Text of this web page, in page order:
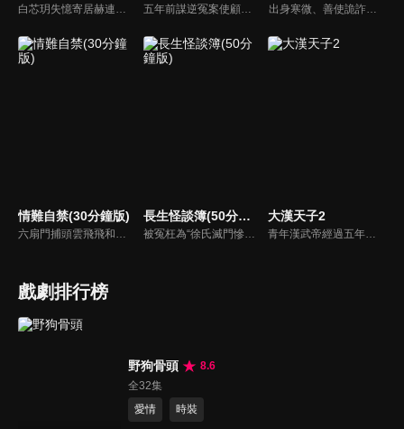
白芯玥失憶寄居赫連府，與赫連夙在查探身世的過程中糾纏不清，彼此間情愫暗生。然而，藍羽軍的謎團、玄璃珠的秘密、以及潛伏在暗處的千機閣，讓他們步步驚心。白芯玥曾經的青梅竹馬沈瀾熠，如今卻是隱藏黑暗勢力的操控者，在愛與仇恨間掙扎。赫連夙和白芯玥能否衝破重重阻礙，找回真相？ 五年前謀逆冤案使顧君遙滿門慘死，她委身神秘組織隱忍數載只為復仇，皇子岳瑾宸便是她復仇最好的刀。誰曾想宛如謫仙的白蓮竟是心思深沉的惡鬼，步步為營卻終成傀儡。一邊慾望肆意燃燒，一邊深宮危機重重，她該何去何從？ 出身寒微、善使詭詐之術的江湖騙子辛雲歌，為躲避官府通緝一路逃亡至邊境冬夜城，卻不想因一場仗義之舉，意外攪亂了鎮疆王世子秦唳行圍捕敵國奸細的行動。為求脫身，辛雲歌被迫與秦唳行合作開始了一場“公主駕到”的騙局，在一場場驚險刺殺襲來的同時，更大的危機悄然來臨。
情難自禁(30分鐘版) 長生怪談簿(50分鐘版)
被冤枉為“徐氏滅門慘案”兇手的主人公在多年後深陷倖存者的複仇圈套，成功說服其共同對抗真兇，並找出真相的故事。整個故事發生在一個荒山客棧，眾人鬥智斗勇，一步步揭開每個人的秘密，還原案件本來面目。
大漢天子2
戲劇排行榜
野狗骨頭
8.6
全32集
愛情
時裝